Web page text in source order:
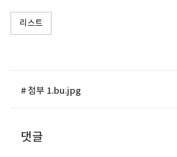
리스트
# 첨부 1.bu.jpg
댓글